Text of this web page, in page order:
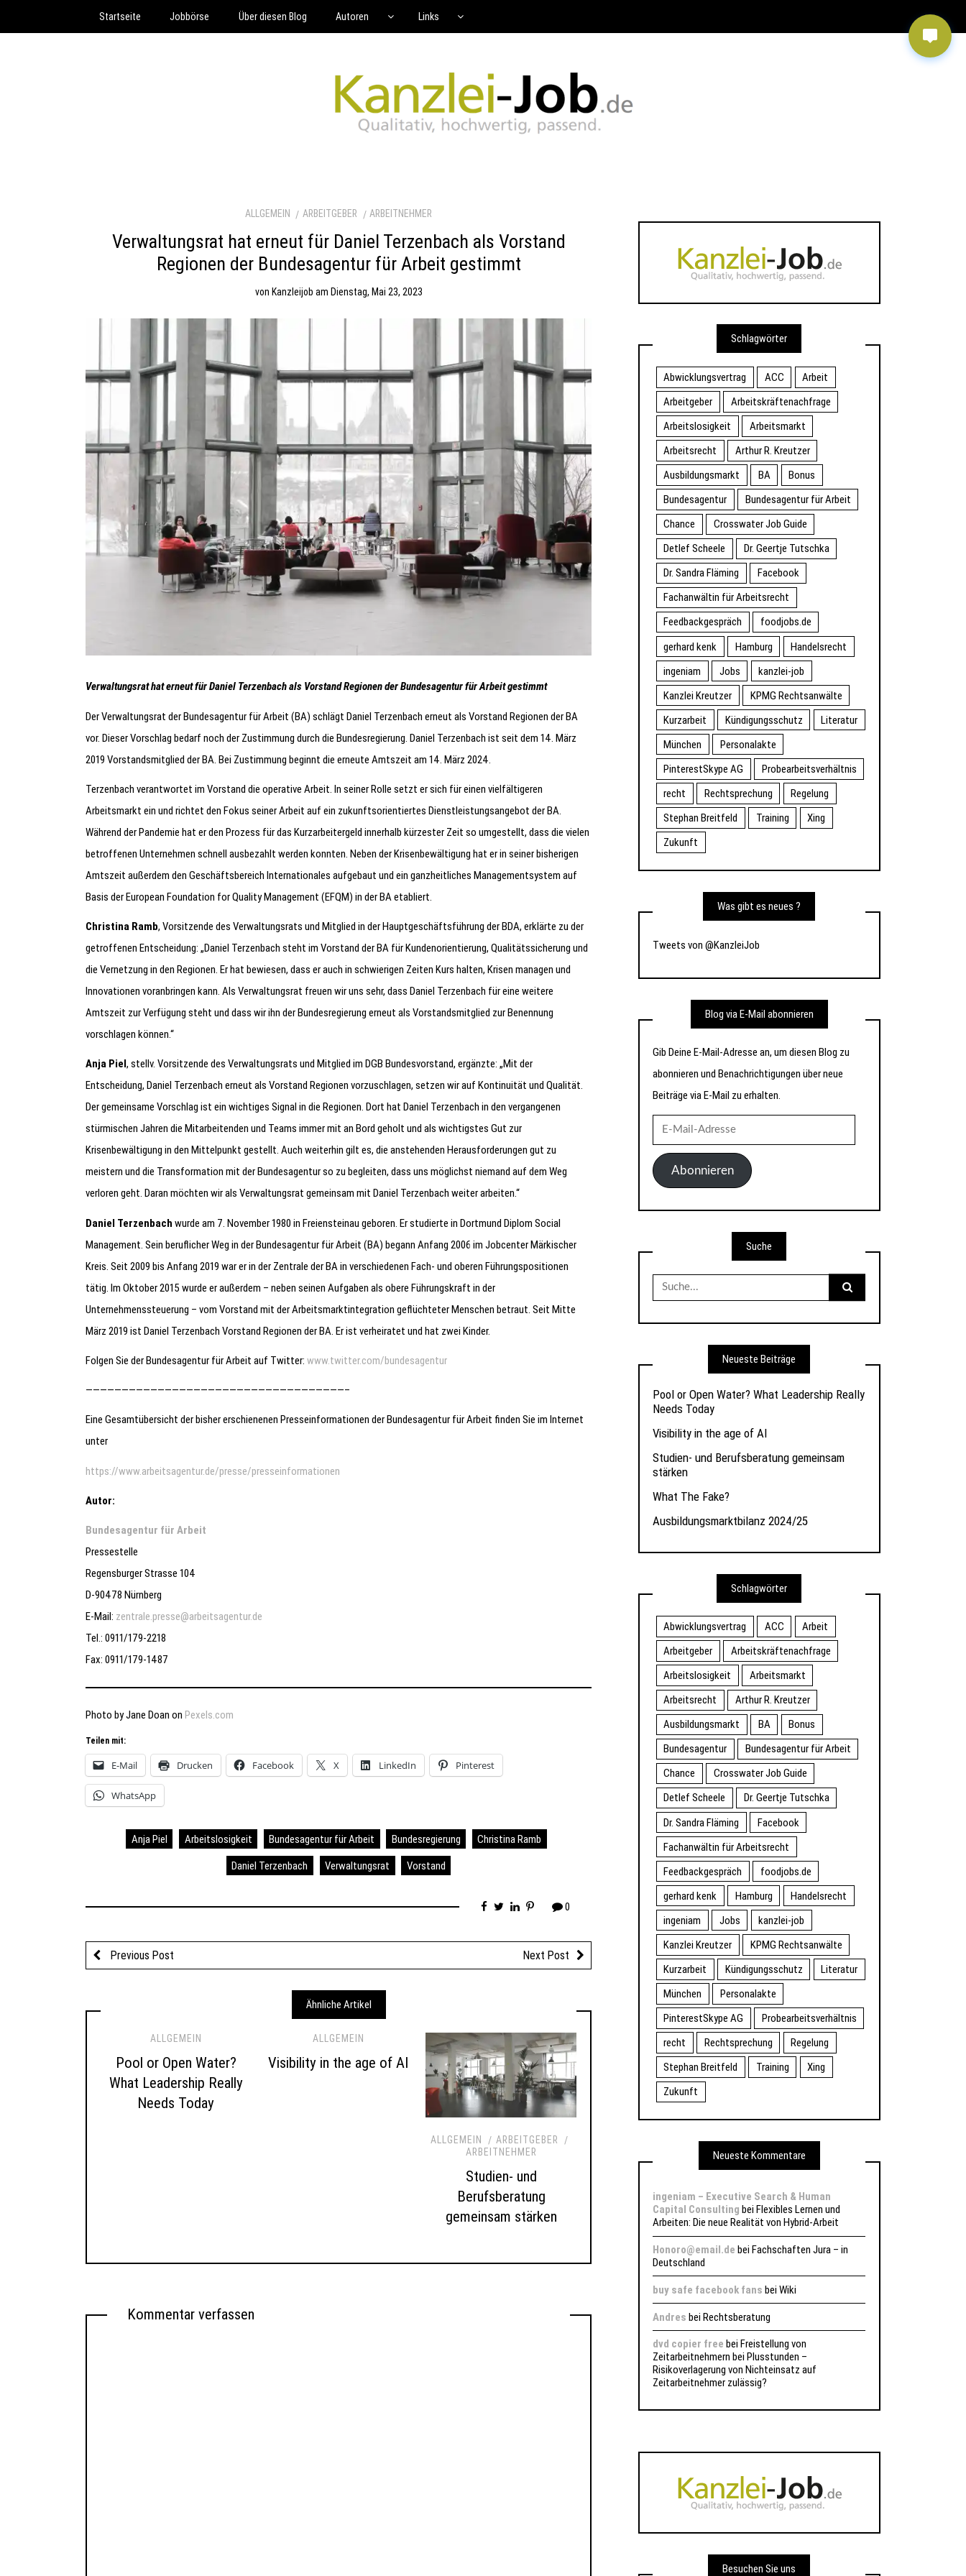
Startseite Jobbörse Über diesen Blog Autoren Links
ALLGEMEIN ARBEITGEBER ARBEITNEHMER
Verwaltungsrat hat erneut für Daniel Terzenbach als Vorstand
Regionen der Bundesagentur für Arbeit gestimmt
von Kanzleijob am Dienstag, Mai 23, 2023
Verwaltungsrat hat erneut für Daniel Terzenbach als Vorstand Regionen der Bundesagentur für Arbeit gestimmt
Der Verwaltungsrat der Bundesagentur für Arbeit (BA) schlägt Daniel Terzenbach erneut als Vorstand Regionen der BA
vor. Dieser Vorschlag bedarf noch der Zustimmung durch die Bundesregierung. Daniel Terzenbach ist seit dem 14. März
2019 Vorstandsmitglied der BA. Bei Zustimmung beginnt die erneute Amtszeit am 14. März 2024.
Terzenbach verantwortet im Vorstand die operative Arbeit. In seiner Rolle setzt er sich für einen vielfältigeren
Arbeitsmarkt ein und richtet den Fokus seiner Arbeit auf ein zukunftsorientiertes Dienstleistungsangebot der BA.
Während der Pandemie hat er den Prozess für das Kurzarbeitergeld innerhalb kürzester Zeit so umgestellt, dass die vielen
betroffenen Unternehmen schnell ausbezahlt werden konnten. Neben der Krisenbewältigung hat er in seiner bisherigen
Amtszeit außerdem den Geschäftsbereich Internationales aufgebaut und ein ganzheitliches Managementsystem auf
Basis der European Foundation for Quality Management (EFQM) in der BA etabliert.
Christina Ramb, Vorsitzende des Verwaltungsrats und Mitglied in der Hauptgeschäftsführung der BDA, erklärte zu der
getroffenen Entscheidung: „Daniel Terzenbach steht im Vorstand der BA für Kundenorientierung, Qualitätssicherung und
die Vernetzung in den Regionen. Er hat bewiesen, dass er auch in schwierigen Zeiten Kurs halten, Krisen managen und
Innovationen voranbringen kann. Als Verwaltungsrat freuen wir uns sehr, dass Daniel Terzenbach für eine weitere
Amtszeit zur Verfügung steht und dass wir ihn der Bundesregierung erneut als Vorstandsmitglied zur Benennung
vorschlagen können.“
Anja Piel , stellv. Vorsitzende des Verwaltungsrats und Mitglied im DGB Bundesvorstand, ergänzte: „Mit der
Entscheidung, Daniel Terzenbach erneut als Vorstand Regionen vorzuschlagen, setzen wir auf Kontinuität und Qualität.
Der gemeinsame Vorschlag ist ein wichtiges Signal in die Regionen. Dort hat Daniel Terzenbach in den vergangenen
stürmischen Jahren die Mitarbeitenden und Teams immer mit an Bord geholt und als wichtigstes Gut zur
Krisenbewältigung in den Mittelpunkt gestellt. Auch weiterhin gilt es, die anstehenden Herausforderungen gut zu
meistern und die Transformation mit der Bundesagentur so zu begleiten, dass uns möglichst niemand auf dem Weg
verloren geht. Daran möchten wir als Verwaltungsrat gemeinsam mit Daniel Terzenbach weiter arbeiten.“
Daniel Terzenbach wurde am 7. November 1980 in Freiensteinau geboren. Er studierte in Dortmund Diplom Social
Management. Sein beruflicher Weg in der Bundesagentur für Arbeit (BA) begann Anfang 2006 im Jobcenter Märkischer
Kreis. Seit 2009 bis Anfang 2019 war er in der Zentrale der BA in verschiedenen Fach- und oberen Führungspositionen
tätig. Im Oktober 2015 wurde er außerdem – neben seinen Aufgaben als obere Führungskraft in der
Unternehmenssteuerung – vom Vorstand mit der Arbeitsmarktintegration geflüchteter Menschen betraut. Seit Mitte
März 2019 ist Daniel Terzenbach Vorstand Regionen der BA. Er ist verheiratet und hat zwei Kinder.
Folgen Sie der Bundesagentur für Arbeit auf Twitter: www.twitter.com/bundesagentur
————————————————————————————————————–
Eine Gesamtübersicht der bisher erschienenen Presseinformationen der Bundesagentur für Arbeit finden Sie im Internet
unter
https://www.arbeitsagentur.de/presse/presseinformationen
Autor:
Bundesagentur für Arbeit
Pressestelle
Regensburger Strasse 104
D-90478 Nürnberg
E-Mail: zentrale.presse@arbeitsagentur.de
Tel.: 0911/179-2218
Fax: 0911/179-1487
Photo by Jane Doan on Pexels.com
Teilen mit:
E-Mail Drucken Facebook X LinkedIn Pinterest
WhatsApp
Anja Piel Arbeitslosigkeit Bundesagentur für Arbeit Bundesregierung Christina Ramb
Daniel Terzenbach Verwaltungsrat Vorstand
0
Previous Post Next Post
Ähnliche Artikel
ALLGEMEIN
Pool or Open Water?
What Leadership Really
Needs Today
ALLGEMEIN
Visibility in the age of AI
ALLGEMEIN
ARBEITGEBER
ARBEITNEHMER
Studien- und
Berufsberatung
gemeinsam stärken
Kommentar verfassen
Schlagwörter
Abwicklungsvertrag ACC
Arbeit
Arbeitgeber
Arbeitskräftenachfrage
Arbeitslosigkeit
Arbeitsmarkt
Arbeitsrecht
Arthur R. Kreutzer
Ausbildungsmarkt
BA
Bonus
Bundesagentur
Bundesagentur für Arbeit
Chance
Crosswater Job Guide
Detlef Scheele
Dr. Geertje Tutschka
Dr. Sandra Fläming
Facebook
Fachanwältin für Arbeitsrecht
Feedbackgespräch
foodjobs.de
gerhard kenk
Hamburg
Handelsrecht
ingeniam
Jobs
kanzlei-job
Kanzlei Kreutzer
KPMG Rechtsanwälte
Kurzarbeit
Kündigungsschutz
Literatur
München
Personalakte
PinterestSkype AG
Probearbeitsverhältnis
recht
Rechtsprechung
Regelung
Stephan Breitfeld
Training
Xing
Zukunft
Was gibt es neues ?
Tweets von @KanzleiJob
Blog via E-Mail abonnieren
Gib Deine E-Mail-Adresse an, um diesen Blog zu
abonnieren und Benachrichtigungen über neue
Beiträge via E-Mail zu erhalten.
Mail-
AdresseAbonnieren
Suche
Suche
nach:
Neueste Beiträge
Pool or Open Water? What Leadership Really
Needs Today
Visibility in the age of AI
Studien- und Berufsberatung gemeinsam
stärken
What The Fake?
Ausbildungsmarktbilanz 2024/25
Schlagwörter
Abwicklungsvertrag ACC
Arbeit
Arbeitgeber
Arbeitskräftenachfrage
Arbeitslosigkeit
Arbeitsmarkt
Arbeitsrecht
Arthur R. Kreutzer
Ausbildungsmarkt
BA
Bonus
Bundesagentur
Bundesagentur für Arbeit
Chance
Crosswater Job Guide
Detlef Scheele
Dr. Geertje Tutschka
Dr. Sandra Fläming
Facebook
Fachanwältin für Arbeitsrecht
Feedbackgespräch
foodjobs.de
gerhard kenk
Hamburg
Handelsrecht
ingeniam
Jobs
kanzlei-job
Kanzlei Kreutzer
KPMG Rechtsanwälte
Kurzarbeit
Kündigungsschutz
Literatur
München
Personalakte
PinterestSkype AG
Probearbeitsverhältnis
recht
Rechtsprechung
Regelung
Stephan Breitfeld
Training
Xing
Zukunft
Neueste Kommentare
ingeniam – Executive Search & Human
Capital Consulting bei Flexibles Lernen und
Arbeiten: Die neue Realität von Hybrid-Arbeit
Honoro@email.de beiFachschaften Jura – in
Deutschland
buy safe facebook fans beiWiki
Andres beiRechtsberatung
dvd copier free bei Freistellung von
Zeitarbeitnehmern bei Plusstunden –
Risikoverlagerung von Nichteinsatz auf
Zeitarbeitnehmer zulässig?
Besuchen Sie uns